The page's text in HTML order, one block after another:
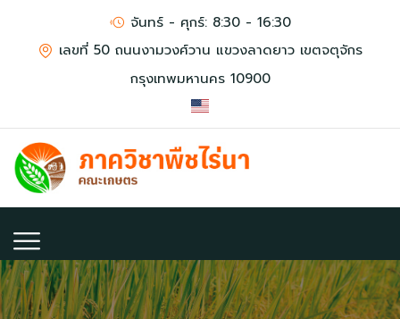
จันทร์ - ศุกร์: 8:30 - 16:30
เลขที่ 50 ถนนงามวงศ์วาน แขวงลาดยาว เขตจตุจักร
กรุงเทพมหานคร 10900